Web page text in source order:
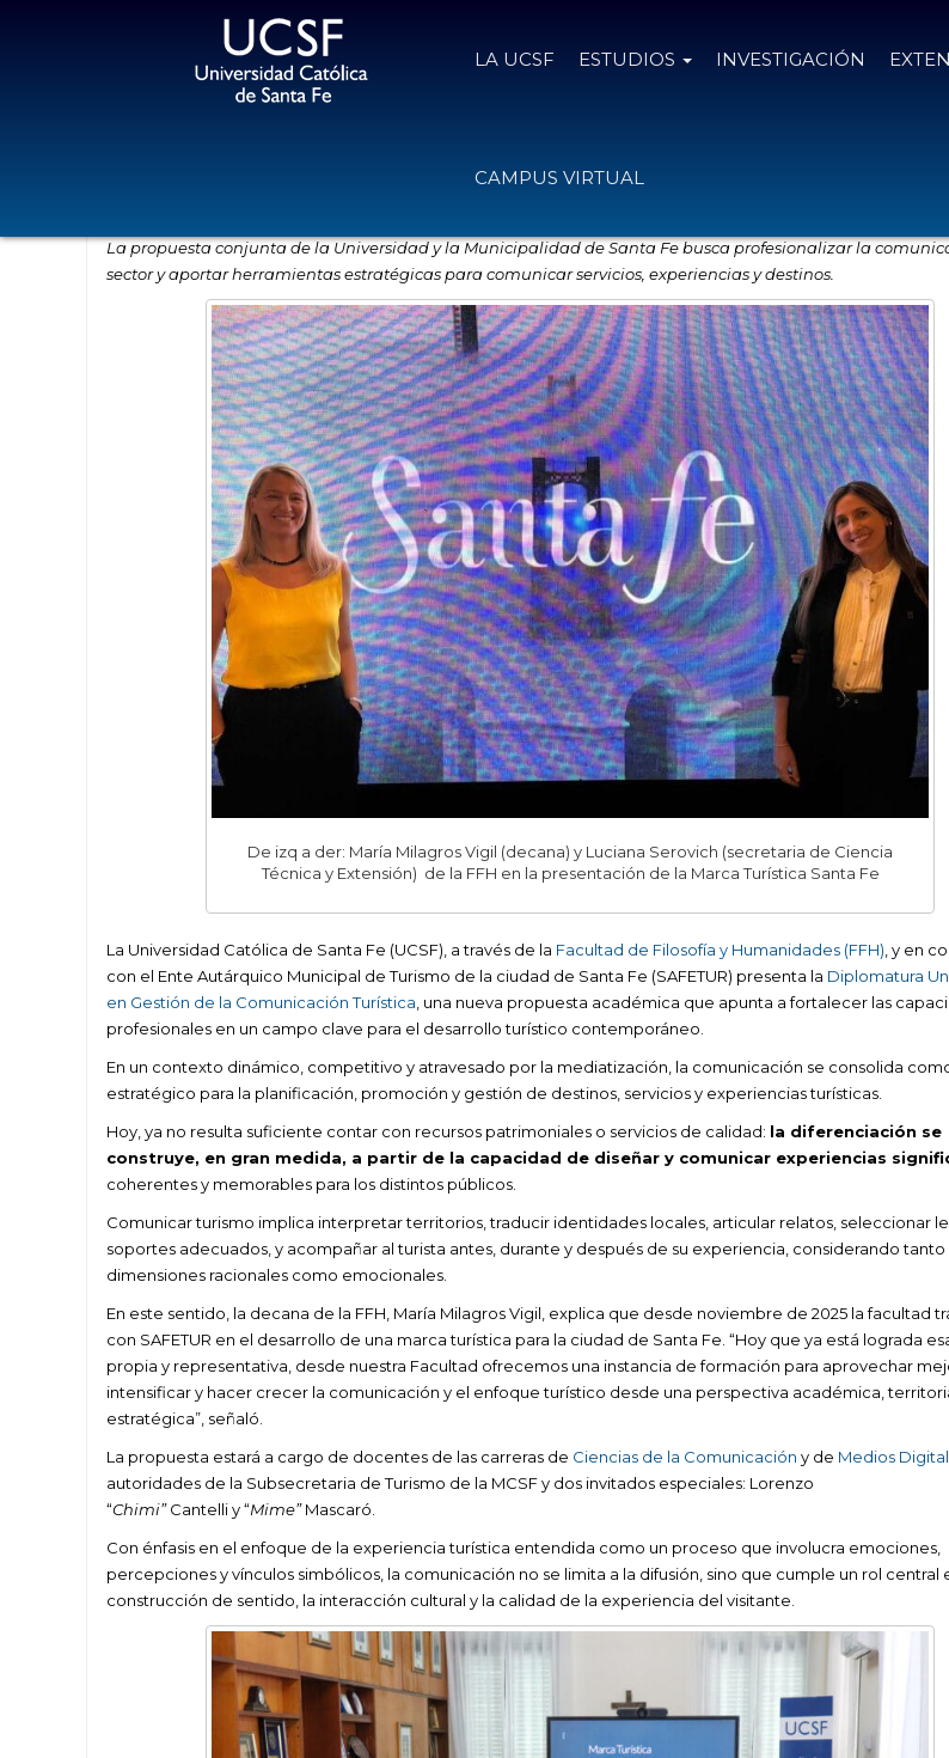
LA UCSF ESTUDIOS INVESTIGACIÓN
CAMPUS VIRTUAL
La propuesta conjunta de la Universidad y la Municipalidad de Santa Fe busca profesionalizar la
sector y aportar herramientas estratégicas para comunicar servicios, experiencias y destinos.
De izq a der: María Milagros Vigil (decana) y Luciana Serovich (secretaria de Ciencia
Técnica y Extensión) de la FFH en la presentación de la Marca Turística Santa Fe
La Universidad Católica de Santa Fe (UCSF), a través de la Facultad de Filosofía y Humanidades (FFH), y en
con el Ente Autárquico Municipal de Turismo de la ciudad de Santa Fe (SAFETUR) presenta la Diplomatura
en Gestión de la Comunicación Turística, una nueva propuesta académica que apunta a fortalecer las
profesionales en un campo clave para el desarrollo turístico contemporáneo.
En un contexto dinámico, competitivo y atravesado por la mediatización, la comunicación se consolida
estratégico para la planificación, promoción y gestión de destinos, servicios y experiencias turísticas.
Hoy, ya no resulta suficiente contar con recursos patrimoniales o servicios de calidad: la diferenciación se
construye, en gran medida, a partir de la capacidad de diseñar y comunicar experiencias
coherentes y memorables para los distintos públicos.
Comunicar turismo implica interpretar territorios, traducir identidades locales, articular relatos, seleccionar
soportes adecuados, y acompañar al turista antes, durante y después de su experiencia, considerando tanto
dimensiones racionales como emocionales.
En este sentido, la decana de la FFH, María Milagros Vigil, explica que desde noviembre de 2025 la facultad
con SAFETUR en el desarrollo de una marca turística para la ciudad de Santa Fe. “Hoy que ya está lograda
propia y representativa, desde nuestra Facultad ofrecemos una instancia de formación para aprovechar
intensificar y hacer crecer la comunicación y el enfoque turístico desde una perspectiva académica,
estratégica”, señaló.
La propuesta estará a cargo de docentes de las carreras de Ciencias de la Comunicación y de Medios
autoridades de la Subsecretaria de Turismo de la MCSF y dos invitados especiales: Lorenzo
“Chimi”Cantelli y “Mime”Mascaró.
Con énfasis en el enfoque de la experiencia turística entendida como un proceso que involucra emociones,
percepciones y vínculos simbólicos, la comunicación no se limita a la difusión, sino que cumple un rol central
construcción de sentido, la interacción cultural y la calidad de la experiencia del visitante.